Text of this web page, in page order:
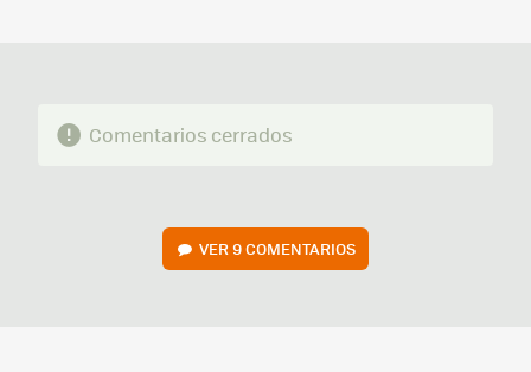
Comentarios cerrados
VER9 COMENTARIOS